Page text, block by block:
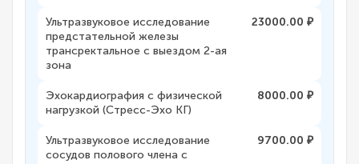
Ультразвуковое исследование
предстательной железы
трансректальное с выездом 2-ая
зона
23000.00 ₽
Эхокардиография с физической
нагрузкой (Стресс-Эхо КГ)
8000.00 ₽
Ультразвуковое исследование
сосудов полового члена с
9700.00 ₽